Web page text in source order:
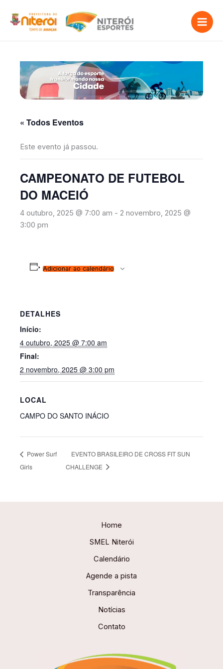
conteúdo
para
« Todos Eventos
Este evento já passou.
CAMPEONATO DE FUTEBOL
DO MACEIÓ
4 outubro, 2025 @ 7:00 am - 2 novembro, 2025 @
3:00 pm
Adicionar ao calendário
DETALHES
Início:
4 outubro, 2025 @ 7:00 am
Final:
2 novembro, 2025 @ 3:00 pm
LOCAL
CAMPO DO SANTO INÁCIO
Power Surf
Girls
EVENTO BRASILEIRO DE CROSS FIT SUN
CHALLENGE
Home
SMEL Niterói
Calendário
Agende a pista
Transparência
Notícias
Contato